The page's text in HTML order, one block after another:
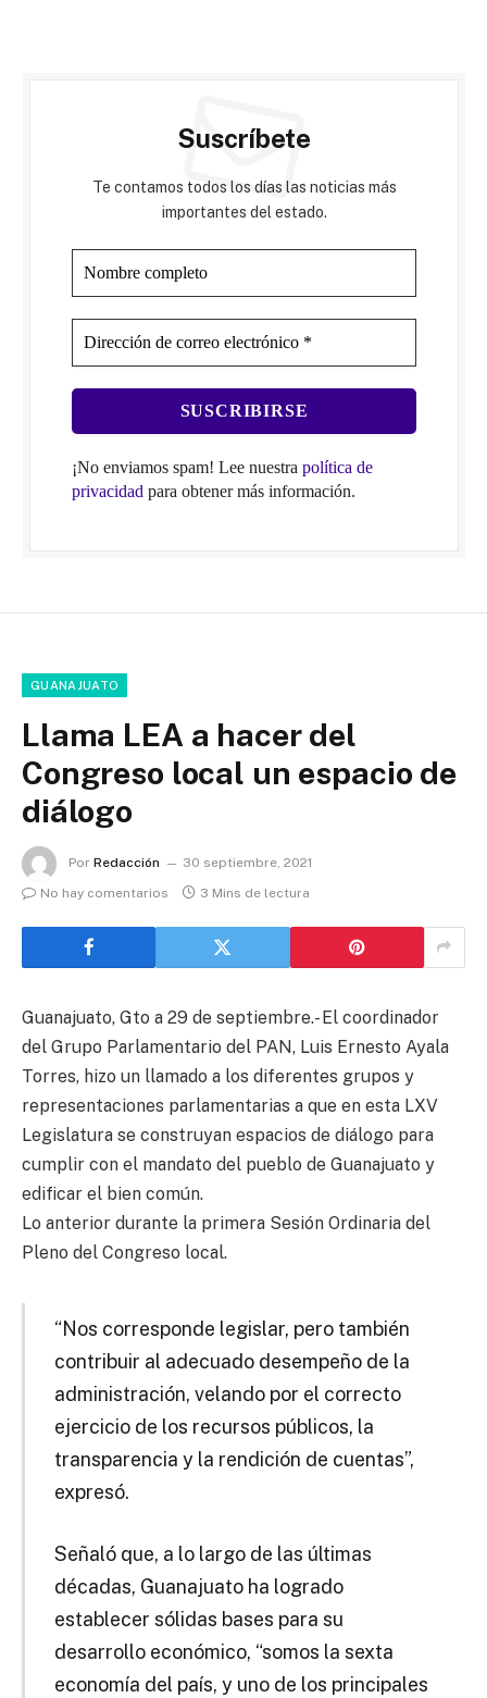
Suscríbete
Te contamos todos los días las noticias más
importantes del estado.
¡No enviamos spam! Lee nuestra política de
privacidad para obtener más información.
GUANAJUATO
Llama LEA a hacer del
Congreso local un espacio de
diálogo
Por Redacción
30 septiembre, 2021
No hay comentarios
3 Mins de lectura
Guanajuato, Gto a 29 de septiembre.- El coordinador
del Grupo Parlamentario del PAN, Luis Ernesto Ayala
Torres, hizo un llamado a los diferentes grupos y
representaciones parlamentarias a que en esta LXV
Legislatura se construyan espacios de diálogo para
cumplir con el mandato del pueblo de Guanajuato y
edificar el bien común.
Lo anterior durante la primera Sesión Ordinaria del
Pleno del Congreso local.
“Nos corresponde legislar, pero también
contribuir al adecuado desempeño de la
administración, velando por el correcto
ejercicio de los recursos públicos, la
transparencia y la rendición de cuentas”,
expresó.
Señaló que, a lo largo de las últimas
décadas, Guanajuato ha logrado
establecer sólidas bases para su
desarrollo económico, “somos la sexta
economía del país, y uno de los principales